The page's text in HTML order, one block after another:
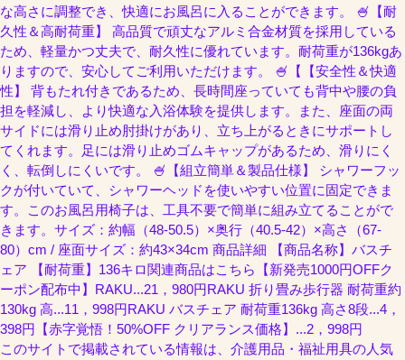
な高さに調整でき、快適にお風呂に入ることができます。 🍧【耐
久性＆高耐荷重】 高品質で頑丈なアルミ合金材質を採用している
ため、軽量かつ丈夫で、耐久性に優れています。耐荷重が136kgあ
りますので、安心してご利用いただけます。 🍧【【安全性＆快適
性】 背もたれ付きであるため、長時間座っていても背中や腰の負
担を軽減し、より快適な入浴体験を提供します。また、座面の両
サイドには滑り止め肘掛けがあり、立ち上がるときにサポートし
てくれます。足には滑り止めゴムキャップがあるため、滑りにく
く、転倒しにくいです。 🍧【組立簡単＆製品仕様】 シャワーフッ
クが付いていて、シャワーヘッドを使いやすい位置に固定できま
す。このお風呂用椅子は、工具不要で簡単に組み立てることがで
きます。サイズ：約幅（48-50.5）×奥行（40.5-42）×高さ（67-
80）cm / 座面サイズ：約43×34cm 商品詳細 【商品名称】バスチ
ェア 【耐荷重】136キロ関連商品はこちら【新発売1000円OFFク
ーポン配布中】RAKU...21，980円RAKU 折り畳み歩行器 耐荷重約
130kg 高...11，998円RAKU バスチェア 耐荷重136kg 高さ8段...4，
398円【赤字覚悟！50%OFF クリアランス価格】...2，998円
このサイトで掲載されている情報は、介護用品・福祉用具の人気